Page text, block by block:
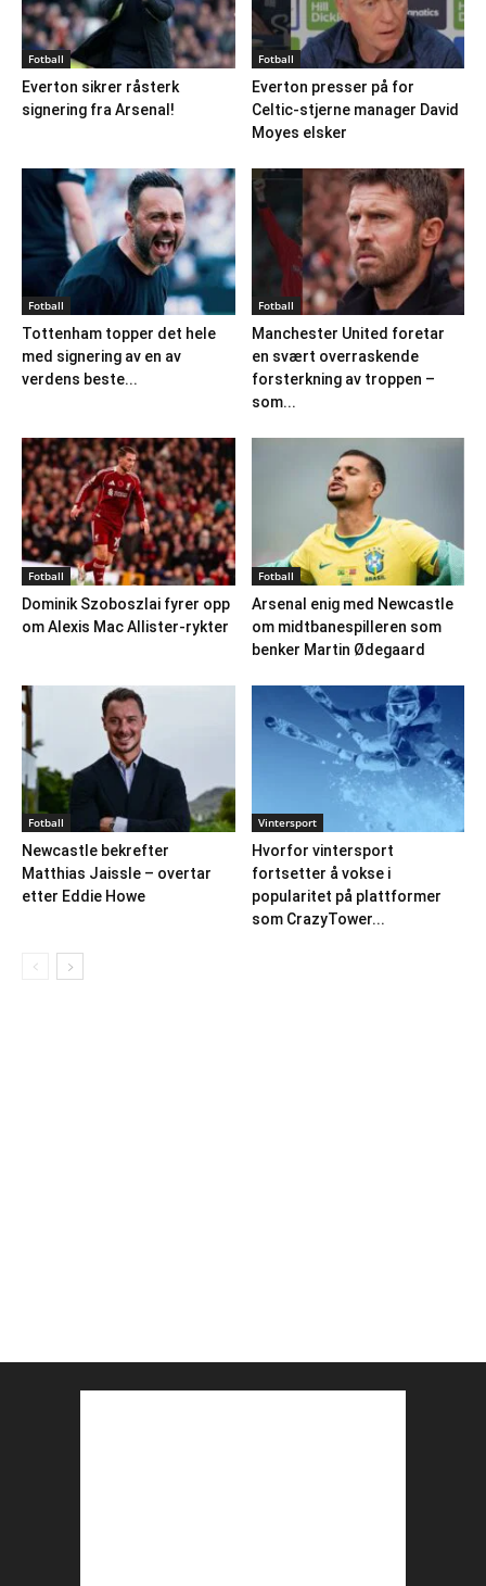
Fotball
Everton sikrer råsterk
signering fra Arsenal!
Fotball
Everton presser på for
Celtic-stjerne manager David
Moyes elsker
Fotball
Tottenham topper det hele
med signering av en av
verdens beste...
Fotball
Manchester United foretar
en svært overraskende
forsterkning av troppen –
som...
Fotball
Dominik Szoboszlai fyrer opp
om Alexis Mac Allister-rykter
Fotball
Arsenal enig med Newcastle
om midtbanespilleren som
benker Martin Ødegaard
Fotball
Newcastle bekrefter
Matthias Jaissle – overtar
etter Eddie Howe
Vintersport
Hvorfor vintersport
fortsetter å vokse i
popularitet på plattformer
som CrazyTower...